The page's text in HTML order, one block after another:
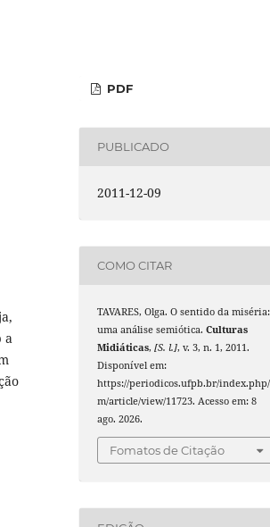
a
PDF
PUBLICADO
2011-12-09
COMO CITAR
TAVARES, Olga. O sentido da
uma análise semiótica.Culturas
Midiáticas,[S. l.], v. 3, n. 1, 2011.
Disponível em:
https://periodicos.ufpb.br/
m/article/view/11723. Acesso em: 8
ago. 2026.
Fomatos de Citação